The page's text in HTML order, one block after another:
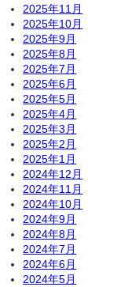
2025年11月
2025年10月
2025年9月
2025年8月
2025年7月
2025年6月
2025年5月
2025年4月
2025年3月
2025年2月
2025年1月
2024年12月
2024年11月
2024年10月
2024年9月
2024年8月
2024年7月
2024年6月
2024年5月